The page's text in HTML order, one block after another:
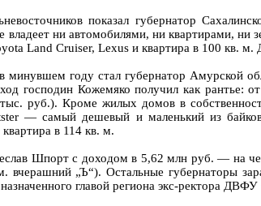
показал губернатор
владеет ни автомобилями, ни квартирами, ни
Land Cruiser, Lexus и квартира в 100 кв.
минувшем году стал губернатор Амурской
господин Кожемяко получил как
руб.). Кроме жилых домов в
— самый дешевый и маленький из
в 114 кв. м.
Шпорт с доходом в 5,62 млн руб. — на
вчерашний „Ъ“). Остальные губернаторы
главой региона экс-ректора